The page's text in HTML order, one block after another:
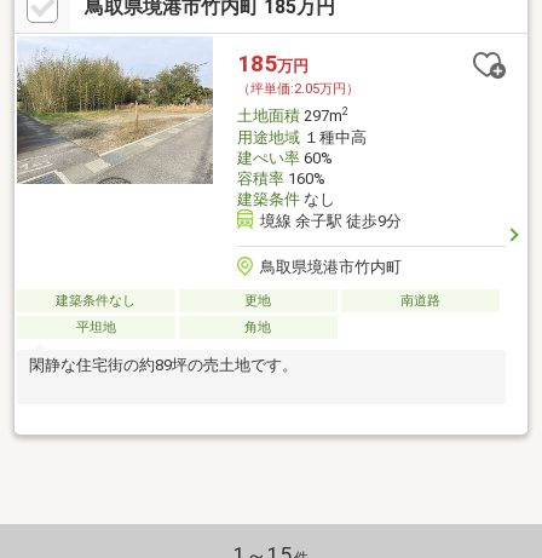
鳥取県境港市竹内町 185万円
185万円
（坪単価:2.05万円）
土地面積297m2
用途地域１種中高
建ぺい率60%
容積率160%
建築条件なし
境線 余子駅 徒歩9分
鳥取県境港市竹内町
建築条件なし 更地
南道路
平坦地
角地
閑静な住宅街の約89坪の売土地です。